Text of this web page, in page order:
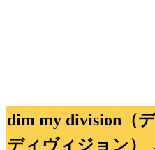
dim my division（
ディヴィジョン